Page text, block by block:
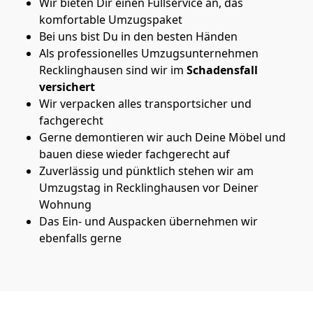
komfortable Umzugspaket
Bei uns bist Du in den besten Händen
Als professionelles Umzugsunternehmen
Recklinghausen sind wir im Schadensfall
versichert
Wir verpacken alles transportsicher und
fachgerecht
Gerne demontieren wir auch Deine Möbel und
bauen diese wieder fachgerecht auf
Zuverlässig und pünktlich stehen wir am
Umzugstag in Recklinghausen vor Deiner
Wohnung
Das Ein- und Auspacken übernehmen wir
ebenfalls gerne